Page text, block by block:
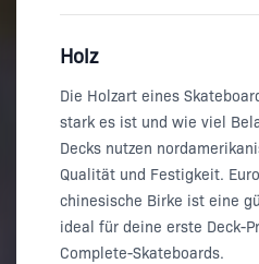
Holz
Die Holzart eines
stark es ist und wie viel
Decks nutzen
Qualität und Festigkeit.
chinesische Birke ist eine
ideal für deine erste Deck-
Complete-Skateboards.